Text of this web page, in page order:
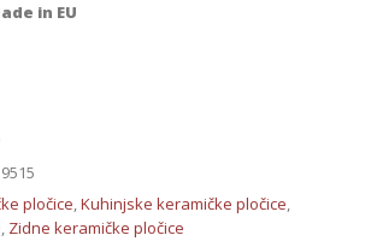
in EU
9515
pločice,Kuhinjske keramičke pločice,
, Zidne keramičke pločice